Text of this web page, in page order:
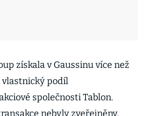
získala v Gaussinu více než
podíl
společnosti Tablon.
nebyly zveřejněny.